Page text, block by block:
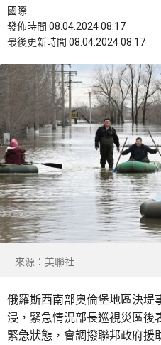
國際
發佈時間 08.04.2024 08:17
最後更新時間 08.04.2024 08:17
來源：美聯社
俄羅斯西南部奧倫堡地區決堤
浸，緊急情況部長巡視災區後
緊急狀態，會調撥聯邦政府援